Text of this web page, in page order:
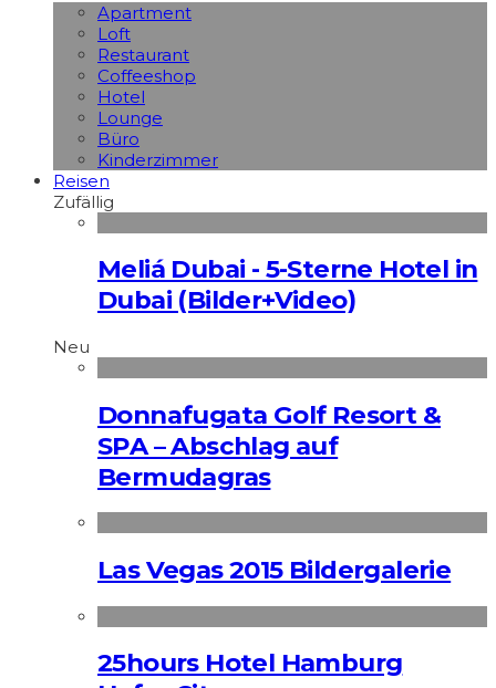
Apart­ment
Loft
Restaurant
Coffeeshop
Hotel
Lounge
Büro
Kinderzimmer
Reisen
Zufällig
Meliá Dubai - 5-Sterne Hotel in
Dubai (Bilder+Video)
Neu
Donnafugata Golf Resort &
SPA – Abschlag auf
Bermudagras
Las Vegas 2015 Bildergalerie
25hours Hotel Hamburg